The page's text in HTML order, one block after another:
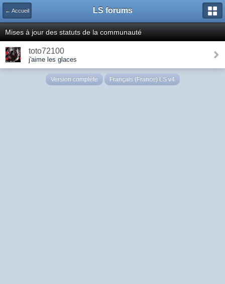
← Accueil LS forums
Mises à jour des statuts de la communauté
toto72100
j'aime les glaces
Version complète Français (France) LS v4